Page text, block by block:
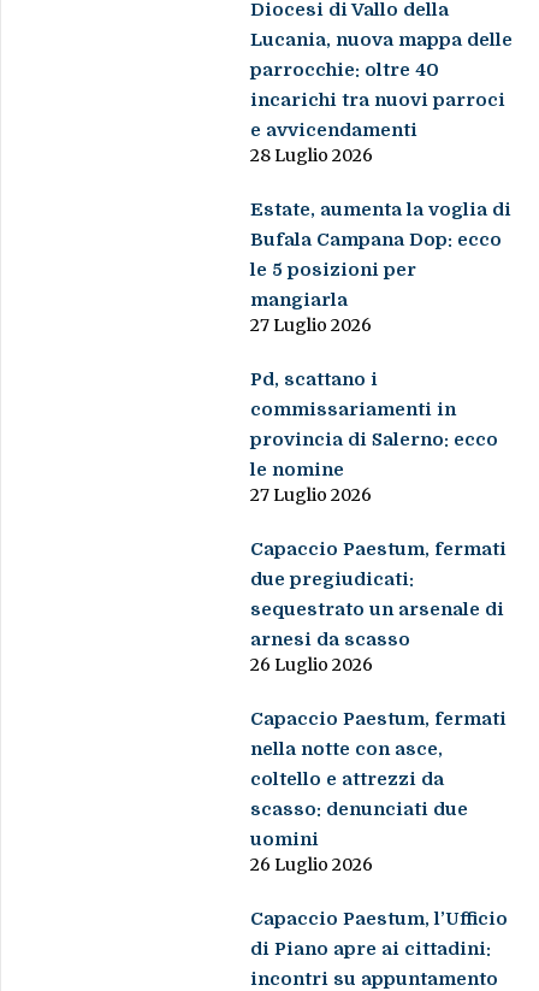
Diocesi di Vallo della
Lucania, nuova mappa delle
parrocchie: oltre 40
incarichi tra nuovi parroci
e avvicendamenti
28 Luglio 2026
Estate, aumenta la voglia di
Bufala Campana Dop: ecco
le 5 posizioni per
mangiarla
27 Luglio 2026
Pd, scattano i
commissariamenti in
provincia di Salerno: ecco
le nomine
27 Luglio 2026
Capaccio Paestum, fermati
due pregiudicati:
sequestrato un arsenale di
arnesi da scasso
26 Luglio 2026
Capaccio Paestum, fermati
nella notte con asce,
coltello e attrezzi da
scasso: denunciati due
uomini
26 Luglio 2026
Capaccio Paestum, l’Ufficio
di Piano apre ai cittadini:
incontri su appuntamento